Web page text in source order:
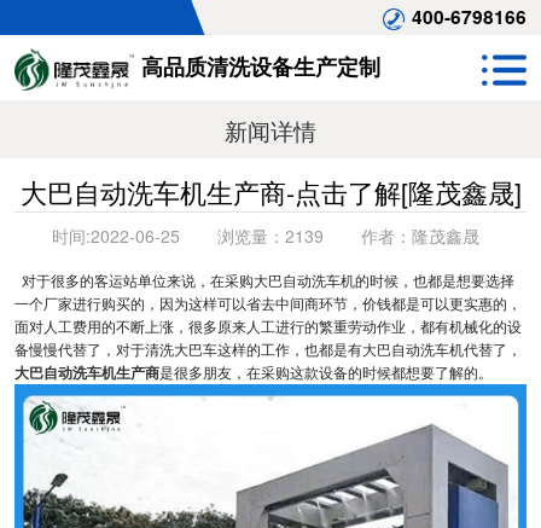
400-6798166
高品质清洗设备生产定制
新闻详情
大巴自动洗车机生产商-点击了解[隆茂鑫晟]
时间:2022-06-25 浏览量： 2139 作者： 隆茂鑫晟
对于很多的客运站单位来说，在采购大巴自动洗车机的时候，也都是想要选择
一个厂家进行购买的，因为这样可以省去中间商环节，价钱都是可以更实惠的，
面对人工费用的不断上涨，很多原来人工进行的繁重劳动作业，都有机械化的设
备慢慢代替了，对于清洗大巴车这样的工作，也都是有大巴自动洗车机代替了，
大巴自动洗车机生产商是很多朋友，在采购这款设备的时候都想要了解的。